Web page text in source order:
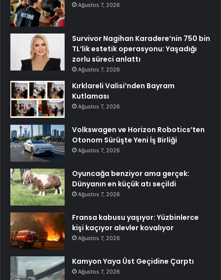
Ağustos 7, 2026
Survivor Nagihan Karadere’nin 750 bin
TL’lik estetik operasyonu: Yaşadığı
zorlu süreci anlattı
Ağustos 7, 2026
Kırklareli Valisi’nden Bayram
Kutlaması
Ağustos 7, 2026
Volkswagen ve Horizon Robotics’ten
Otonom Sürüşte Yeni İş Birliği
Ağustos 7, 2026
Oyuncağa benziyor ama gerçek:
Dünyanın en küçük atı seçildi
Ağustos 7, 2026
Fransa kabusu yaşıyor: Yüzbinlerce
kişi kaçıyor alevler kovalıyor
Ağustos 7, 2026
Kamyon Yaya Üst Geçidine Çarptı
Ağustos 7, 2026